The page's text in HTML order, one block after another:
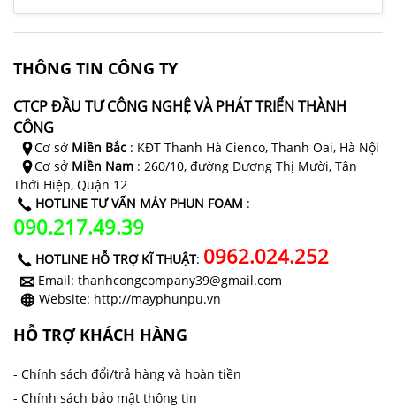
THÔNG TIN CÔNG TY
CTCP ĐẦU TƯ CÔNG NGHỆ VÀ PHÁT TRIỂN THÀNH
CÔNG
Cơ sở Miền Bắc : KĐT Thanh Hà Cienco, Thanh Oai, Hà Nội
Cơ sở Miền Nam : 260/10, đường Dương Thị Mười, Tân
Thới Hiệp, Quận 12
HOTLINE TƯ VẤN MÁY PHUN FOAM :
090.217.49.39
HOTLINE HỖ TRỢ KĨ THUẬT: 0962.024.252
Email: thanhcongcompany39@gmail.com
Website: http://mayphunpu.vn
HỖ TRỢ KHÁCH HÀNG
- Chính sách đổi/trả hàng và hoàn tiền
- Chính sách bảo mật thông tin